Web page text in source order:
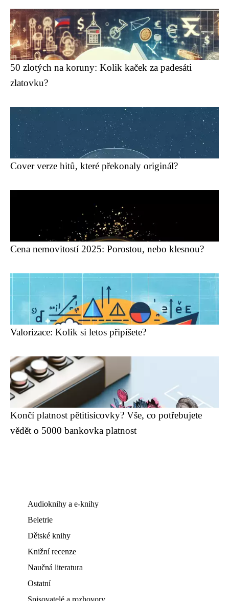
50 zlotých na koruny: Kolik kaček za padesáti
zlatovku?
Cover verze hitů, které překonaly originál?
Cena nemovitostí 2025: Porostou, nebo klesnou?
Valorizace: Kolik si letos připíšete?
Končí platnost pětitisícovky? Vše, co potřebujete
vědět o 5000 bankovka platnost
Audioknihy a e-knihy
Beletrie
Dětské knihy
Knižní recenze
Naučná literatura
Ostatní
Spisovatelé a rozhovory